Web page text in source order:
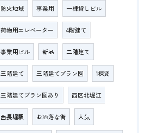
防火地域 事業用 一棟貸しビル
荷物用エレベーター 4階建て
事業用ビル 新品 二階建て
三階建て 三階建てプラン図 1棟貸
三階建てプラン図あり 西区北堀江
西長堀駅 お洒落な街 人気